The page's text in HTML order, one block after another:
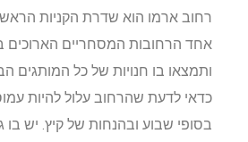
רחוב ארמו הוא שדרת הקניות הראשית
אחד הרחובות המסחריים הארוכים
ותמצאו בו חנויות של כל המותגים
כדאי לדעת שהרחוב עלול להיות עמוס
בסופי שבוע ובהנחות של קיץ. יש בו גם